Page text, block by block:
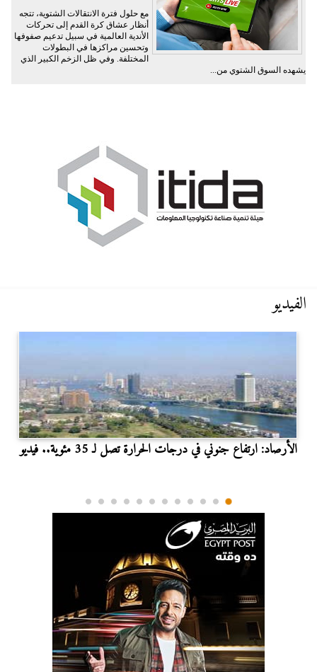
مع حلول فترة الانتقالات الشتوية، تتجه
أنظار عشاق كرة القدم إلى تحركات
الأندية العالمية في سبيل تدعيم صفوفها
وتحسين مراكزها في البطولات
المختلفة. وفي ظل الزخم الكبير الذي
يشهده السوق الشتوي من...
الفيديو
الأرصاد: ارتفاع جنوني في درجات الحرارة تصل لـ 35 مئوية.. فيديو